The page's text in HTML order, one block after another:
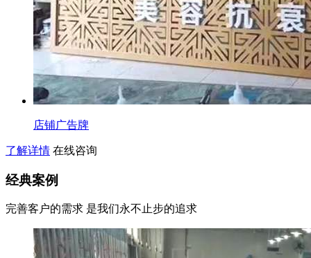
店铺广告牌
了解详情 在线咨询
经典案例
完善客户的需求 是我们永不止步的追求